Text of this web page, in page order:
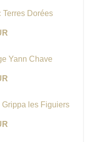
Dorées
Yann Chave
les Figuiers